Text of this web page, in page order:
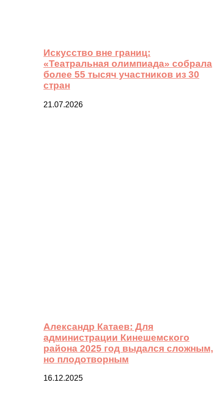
Искусство вне границ:
«Театральная олимпиада» собрала
более 55 тысяч участников из 30
стран
21.07.2026
Александр Катаев: Для
администрации Кинешемского
района 2025 год выдался сложным,
но плодотворным
16.12.2025